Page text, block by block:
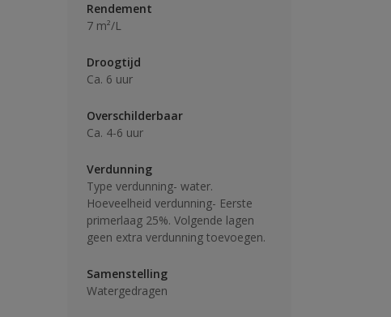
Rendement
7 m²/L
Droogtijd
Ca. 6 uur
Overschilderbaar
Ca. 4-6 uur
Verdunning
Type verdunning- water.
Hoeveelheid verdunning- Eerste
primerlaag 25%. Volgende lagen
geen extra verdunning toevoegen.
Samenstelling
Watergedragen